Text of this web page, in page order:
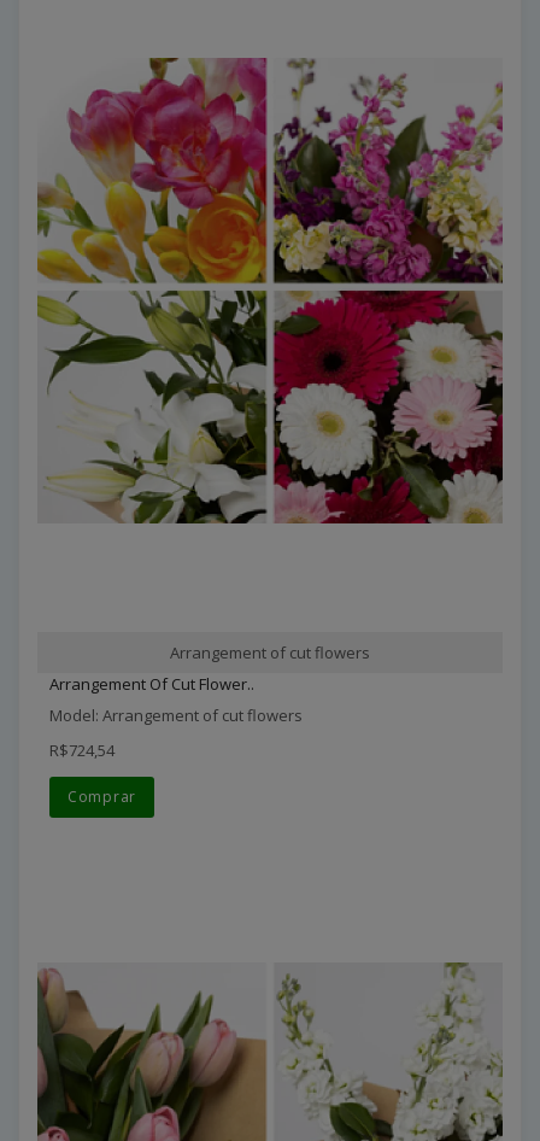
Arrangement of cut flowers
Arrangement Of Cut Flower..
Model: Arrangement of cut flowers
R$724,54
Comprar